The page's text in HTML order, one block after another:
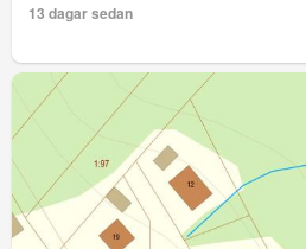
13 dagar sedan